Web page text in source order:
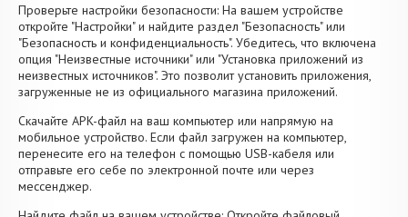
Проверьте настройки безопасности: На вашем устройстве
откройте "Настройки" и найдите раздел "Безопасность" или
"Безопасность и конфиденциальность". Убедитесь, что включена
опция "Неизвестные источники" или "Установка приложений из
неизвестных источников". Это позволит установить приложения,
загруженные не из официального магазина приложений.
Скачайте APK-файл на ваш компьютер или напрямую на
мобильное устройство. Если файл загружен на компьютер,
перенесите его на телефон с помощью USB-кабеля или
отправьте его себе по электронной почте или через
мессенджер.